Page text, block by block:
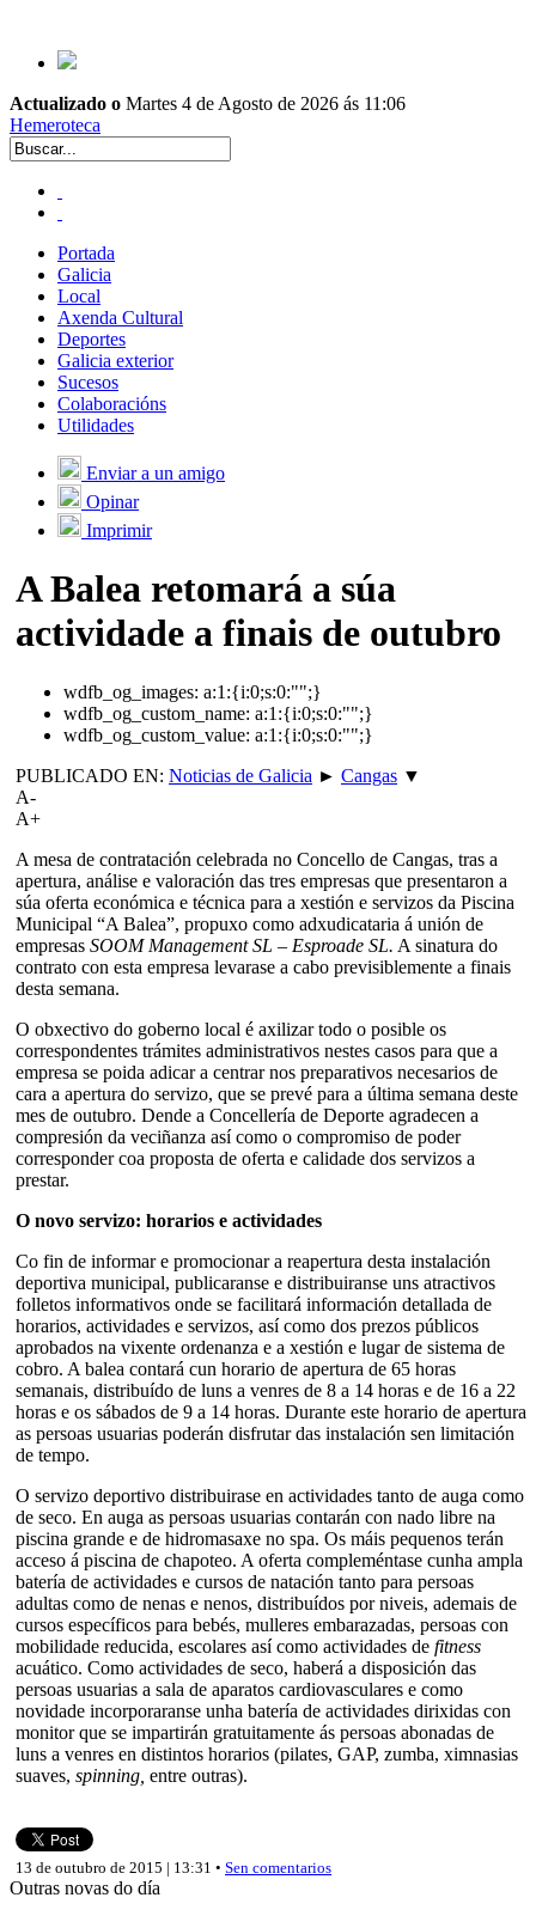
Actualizado o Martes 4 de Agosto de 2026 ás 11:06
Hemeroteca
Portada
Galicia
Local
Axenda Cultural
Deportes
Galicia exterior
Sucesos
Colaboracións
Utilidades
Enviar a un amigo
Opinar
Imprimir
A Balea retomará a súa
actividade a finais de outubro
wdfb_og_images: a:1:{i:0;s:0:"";}
wdfb_og_custom_name: a:1:{i:0;s:0:"";}
wdfb_og_custom_value: a:1:{i:0;s:0:"";}
PUBLICADO EN: Noticias de Galicia ► Cangas ▼
A-
A+
A mesa de contratación celebrada no Concello de Cangas, tras a
apertura, análise e valoración das tres empresas que presentaron a
súa oferta económica e técnica para a xestión e servizos da Piscina
Municipal “A Balea”, propuxo como adxudicataria á unión de
empresas SOOM Management SL – Esproade SL. A sinatura do
contrato con esta empresa levarase a cabo previsiblemente a finais
desta semana.
O obxectivo do goberno local é axilizar todo o posible os
correspondentes trámites administrativos nestes casos para que a
empresa se poida adicar a centrar nos preparativos necesarios de
cara a apertura do servizo, que se prevé para a última semana deste
mes de outubro. Dende a Concellería de Deporte agradecen a
compresión da veciñanza así como o compromiso de poder
corresponder coa proposta de oferta e calidade dos servizos a
prestar.
O novo servizo: horarios e actividades
Co fin de informar e promocionar a reapertura desta instalación
deportiva municipal, publicaranse e distribuiranse uns atractivos
folletos informativos onde se facilitará información detallada de
horarios, actividades e servizos, así como dos prezos públicos
aprobados na vixente ordenanza e a xestión e lugar de sistema de
cobro. A balea contará cun horario de apertura de 65 horas
semanais, distribuído de luns a venres de 8 a 14 horas e de 16 a 22
horas e os sábados de 9 a 14 horas. Durante este horario de apertura
as persoas usuarias poderán disfrutar das instalación sen limitación
de tempo.
O servizo deportivo distribuirase en actividades tanto de auga como
de seco. En auga as persoas usuarias contarán con nado libre na
piscina grande e de hidromasaxe no spa. Os máis pequenos terán
acceso á piscina de chapoteo. A oferta compleméntase cunha ampla
batería de actividades e cursos de natación tanto para persoas
adultas como de nenas e nenos, distribuídos por niveis, ademais de
cursos específicos para bebés, mulleres embarazadas, persoas con
mobilidade reducida, escolares así como actividades de fitness
acuático. Como actividades de seco, haberá a disposición das
persoas usuarias a sala de aparatos cardiovasculares e como
novidade incorporaranse unha batería de actividades dirixidas con
monitor que se impartirán gratuitamente ás persoas abonadas de
luns a venres en distintos horarios (pilates, GAP, zumba, ximnasias
suaves, spinning, entre outras).
13 de outubro de 2015 | 13:31 • Sen comentarios
Outras novas do día